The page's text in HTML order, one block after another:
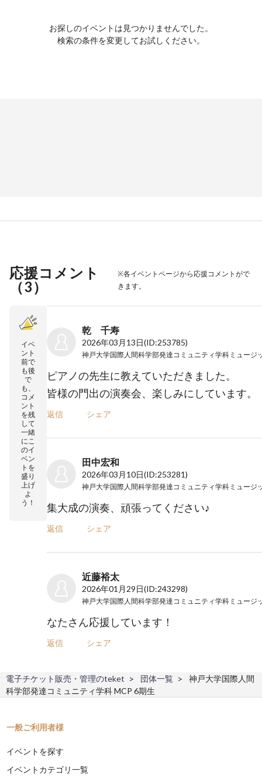
お探しのイベントは見つかりませんでした。
検索の条件を変更してお試しください。
応援コメント
（3）
※各イベントページから応援コメントがで
きます。
イベ
ント
前で
も後
で
も、
コメ
ント
を残
して
一緒
にこ
のイ
ベン
トを
盛り
上げ
よ
う！
乾 千寿
2026年03月13日(ID:253785)
ピアノの先生に教えていただきました。
皆様の門出の演奏会、楽しみにしています。
返信 シェア
田中宏和
2026年03月10日(ID:253281)
集大成の演奏、頑張ってください♪
返信 シェア
近藤裕太
2026年01月29日(ID:243298)
なたさん応援しています！
返信 シェア
電子チケット販売・管理のteket 団体一覧
神戸大学国際人間
科学部発達コミュニティ学科 MCP 6期生
一般ご利用者様
イベントを探す
イベントカテゴリ一覧